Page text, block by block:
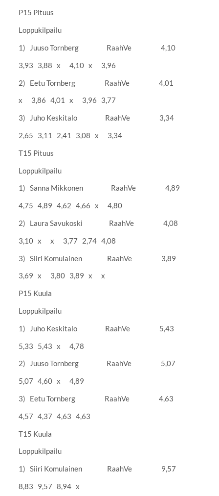
P15 Pituus
Loppukilpailu
1) Juuso Tornberg RaahVe 4,10
3,93 3,88 x 4,10 x 3,96
2) Eetu Tornberg RaahVe 4,01
x 3,86 4,01 x 3,96 3,77
3) Juho Keskitalo RaahVe 3,34
2,65 3,11 2,41 3,08 x 3,34
T15 Pituus
Loppukilpailu
1) Sanna Mikkonen RaahVe 4,89
4,75 4,89 4,62 4,66 x 4,80
2) Laura Savukoski RaahVe 4,08
3,10 x x 3,77 2,74 4,08
3) Siiri Komulainen RaahVe 3,89
3,69 x 3,80 3,89 x x
P15 Kuula
Loppukilpailu
1) Juho Keskitalo RaahVe 5,43
5,33 5,43 x 4,78
2) Juuso Tornberg RaahVe 5,07
5,07 4,60 x 4,89
3) Eetu Tornberg RaahVe 4,63
4,57 4,37 4,63 4,63
T15 Kuula
Loppukilpailu
1) Siiri Komulainen RaahVe 9,57
8,83 9,57 8,94 x